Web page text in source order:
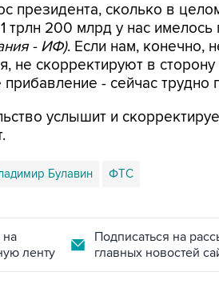
президента, сколько в
трлн 200 млрд у нас
- ИФ). Если нам, конечно,
не скорректируют в
- сейчас трудно
услышит и
Булавин ФТС
на
ленту
Подписаться на
главных новостей